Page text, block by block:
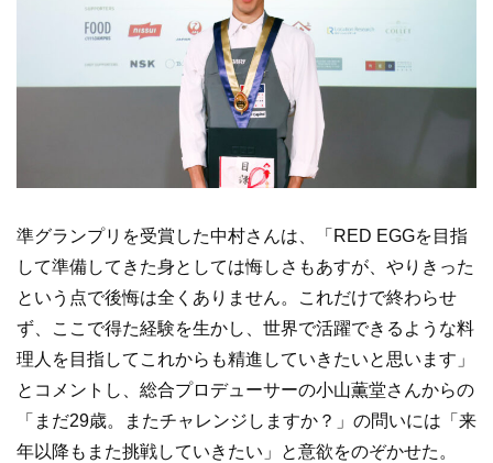
準グランプリを受賞した中村さんは、「RED EGGを目指
して準備してきた身としては悔しさもあすが、やりきった
という点で後悔は全くありません。これだけで終わらせ
ず、ここで得た経験を生かし、世界で活躍できるような料
理人を目指してこれからも精進していきたいと思います」
とコメントし、総合プロデューサーの小山薫堂さんからの
「まだ29歳。またチャレンジしますか？」の問いには「来
年以降もまた挑戦していきたい」と意欲をのぞかせた。